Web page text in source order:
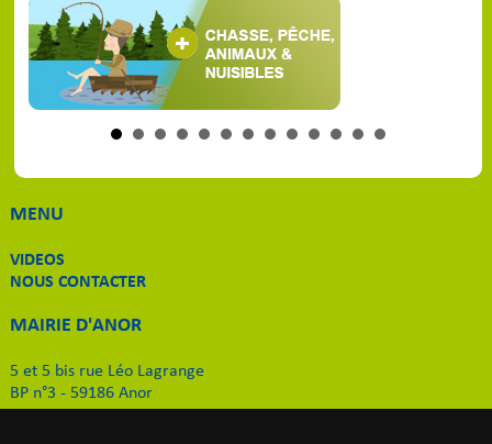
MENU
VIDEOS
NOUS CONTACTER
MAIRIE D'ANOR
5 et 5 bis rue Léo Lagrange
BP n°3 - 59186 Anor